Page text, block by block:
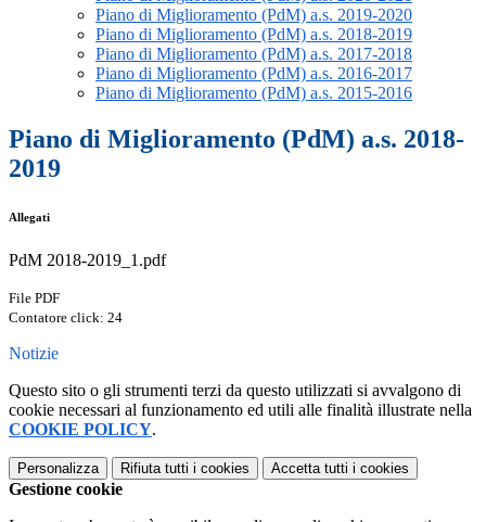
Piano di Miglioramento (PdM) a.s. 2019-2020
Piano di Miglioramento (PdM) a.s. 2018-2019
Piano di Miglioramento (PdM) a.s. 2017-2018
Piano di Miglioramento (PdM) a.s. 2016-2017
Piano di Miglioramento (PdM) a.s. 2015-2016
Piano di Miglioramento (PdM) a.s. 2018-
2019
Allegati
PdM 2018-2019_1.pdf
File PDF
Contatore click: 24
Notizie
Questo sito o gli strumenti terzi da questo utilizzati si avvalgono di
cookie necessari al funzionamento ed utili alle finalità illustrate nella
COOKIE POLICY.
Personalizza Rifiuta tutti i cookies Accetta tutti i cookies
Gestione cookie